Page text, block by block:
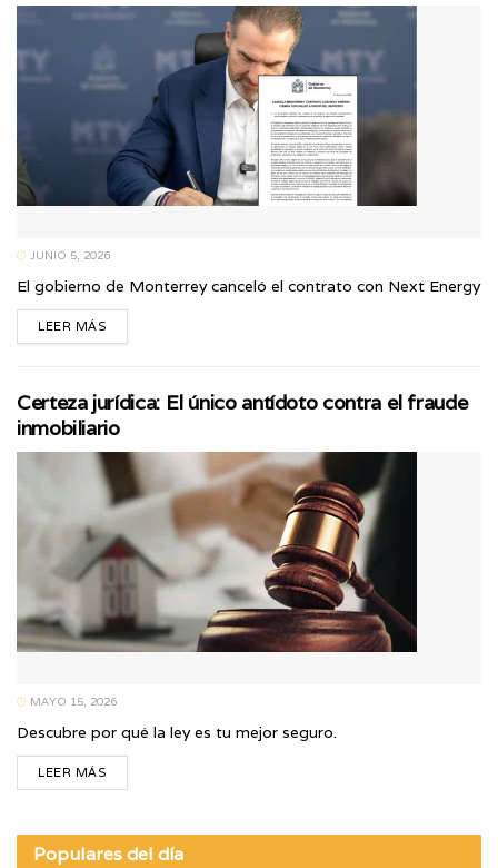
JUNIO 5, 2026
El gobierno de Monterrey canceló el contrato con Next Energy
LEER MÁS
Certeza jurídica: El único antídoto contra el fraude
inmobiliario
MAYO 15, 2026
Descubre por qué la ley es tu mejor seguro.
LEER MÁS
Populares del día